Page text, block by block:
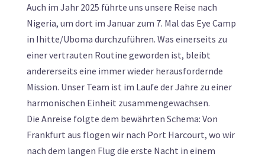
Auch im Jahr 2025 führte uns unsere Reise nach
Nigeria, um dort im Januar zum 7. Mal das Eye Camp
in Ihitte/Uboma durchzuführen. Was einerseits zu
einer vertrauten Routine geworden ist, bleibt
andererseits eine immer wieder herausfordernde
Mission. Unser Team ist im Laufe der Jahre zu einer
harmonischen Einheit zusammengewachsen.
Die Anreise folgte dem bewährten Schema: Von
Frankfurt aus flogen wir nach Port Harcourt, wo wir
nach dem langen Flug die erste Nacht in einem